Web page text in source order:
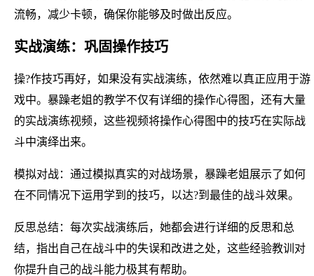
流畅，减少卡顿，确保你能够及时做出反应。
实战演练：巩固操作技巧
操?作技巧再好，如果没有实战演练，依然难以真正应用于游
戏中。暴躁老姐的教学不仅有详细的操作心得图，还有大量
的实战演练视频，这些视频将操作心得图中的技巧在实际战
斗中演绎出来。
模拟对战：通过模拟真实的对战场景，暴躁老姐展示了如何
在不同情况下运用学到的技巧，以达?到最佳的战斗效果。
反思总结：每次实战演练后，她都会进行详细的反思和总
结，指出自己在战斗中的失误和改进之处，这些经验教训对
你提升自己的战斗能力极其有帮助。